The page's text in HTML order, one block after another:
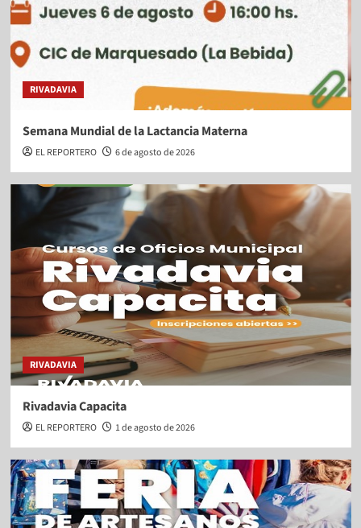
RIVADAVIA
Semana Mundial de la Lactancia Materna
EL REPORTERO 6 de agosto de 2026
RIVADAVIA
Rivadavia Capacita
EL REPORTERO 1 de agosto de 2026